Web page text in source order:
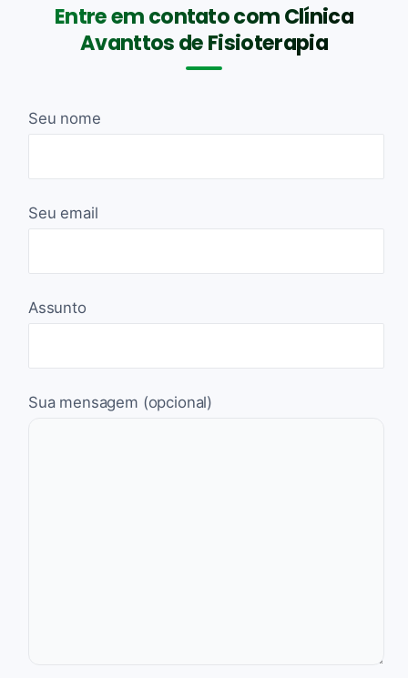
Entre em contato com Clínica
Avanttos de Fisioterapia
Seu nome
Seu email
Assunto
Sua mensagem (opcional)